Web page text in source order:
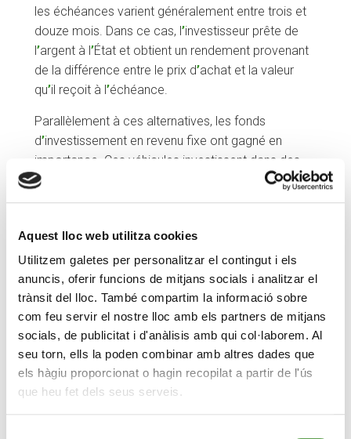
Aquest lloc web utilitza cookies
Utilitzem galetes per personalitzar el contingut i els
anuncis, oferir funcions de mitjans socials i analitzar el
trànsit del lloc. També compartim la informació sobre
com feu servir el nostre lloc amb els partners de mitjans
socials, de publicitat i d'anàlisis amb qui col·laborem. Al
seu torn, ells la poden combinar amb altres dades que
els hàgiu proporcionat o hagin recopilat a partir de l'ús
que heu fet dels seus serveis.
les échéances varient généralement entre trois et
douze mois. Dans ce cas, l’investisseur prête de
l’argent à l’État et obtient un rendement provenant
de la différence entre le prix d’achat et la valeur
qu’il reçoit à l’échéance.
Parallèlement à ces alternatives, les fonds
d’investissement en revenu fixe ont gagné en
importance. Ces véhicules investissent dans des
actifs tels que des obligations ou des bons du
Trésor et sont gérés par des professionnels qui
différents émetteurs, échéances et conditions de
marché. Contrairement aux dépôts ou aux bons du
Trésor, qui dépendent d un seul émetteur, les fonds
permettent de répartir le risque et offrent une plus
grande flexibilité, puisque l’investisseur peut
récupérer son argent sans avoir à attendre
l’ échéance. De plus, ils facilitent l’accès à des
marchés et à des stratégies qui, pris
individuellement, seraient plus complexes.